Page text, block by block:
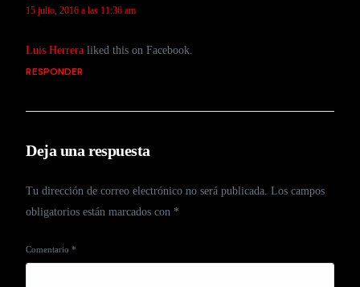
15 julio, 2016 a las 11:36 am
Luis Herrera liked this on Facebook.
RESPONDER
Deja una respuesta
Tu dirección de correo electrónico no será publicada. Los campos
obligatorios están marcados con *
Comentario*